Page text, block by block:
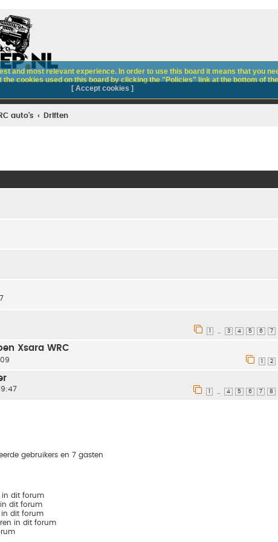
auto's Driften
… 3 4 5 6 7
Xsara WRC
2
… 4 5 6 7 8
gebruikers en 7 gasten
in dit forum
dit forum
in dit forum
in dit forum
and most relevant experience. In order to use this board it means that you
the cookies used on this board by clicking the "Policies" link at the bottom of
[ Accept cookies ]